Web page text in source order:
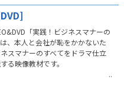
「実践！ビジネスマナーの
、本人と会社が恥をかかないた
スマナーのすべてをドラマ仕立
る映像教材です。